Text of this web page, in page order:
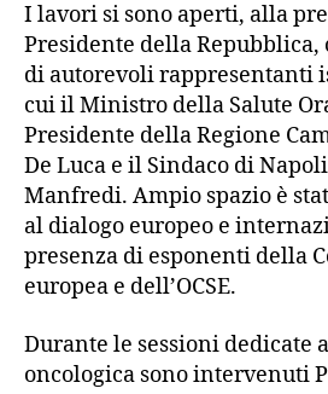
I lavori si sono aperti, alla
Presidente della
di autorevoli rappresentanti
cui il Ministro della Salute
Presidente della Regione
De Luca e il Sindaco di
Manfredi. Ampio spazio è
al dialogo europeo e
presenza di esponenti della
europea e dell’OCSE.
Durante le sessioni dedicate
oncologica sono intervenuti